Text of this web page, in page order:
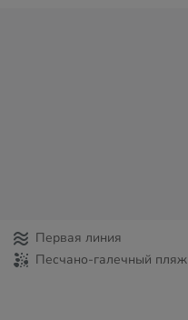
Первая линия
Песчано-галечный пляж